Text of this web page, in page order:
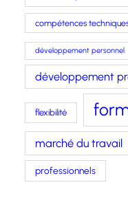
compétences
développement personnel
développement
flexibilité
marché du travail
professionnels